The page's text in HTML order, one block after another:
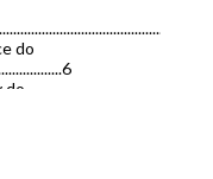
do
do